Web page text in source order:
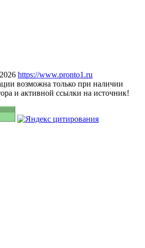
https://www.pronto1.ru
возможна только при наличии
и активной ссылки на источник!